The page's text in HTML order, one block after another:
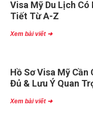
Visa Mỹ Du Lịch Có
Tiết Từ A-Z
Xem bài viết ➜
Hồ Sơ Visa Mỹ Cần
Đủ & Lưu Ý Quan
Xem bài viết ➜